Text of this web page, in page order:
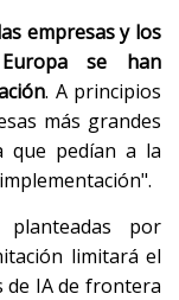
empresas y los
se han
. A principios
más grandes
que pedían a la
planteadas por
limitará el
de IA de frontera